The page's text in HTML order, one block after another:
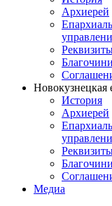
Архиерей
Новокузнецкая
История
Архиерей
Медиа